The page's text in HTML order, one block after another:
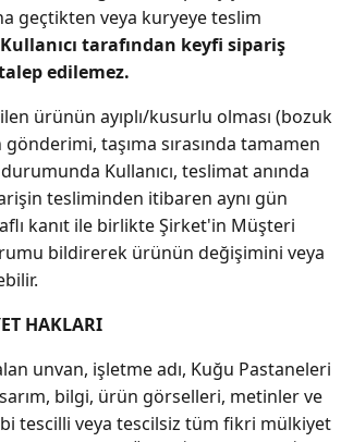
geçtikten veya kuryeye teslim
Kullanıcı tarafından keyfi sipariş
edilemez.
ürünün ayıplı/kusurlu olması (bozuk
taşıma sırasında tamamen
Kullanıcı, teslimat anında
tesliminden itibaren aynı gün
kanıt ile birlikte Şirket'in Müşteri
bildirerek ürünün değişimini veya
HAKLARI
unvan, işletme adı, Kuğu Pastaneleri
bilgi, ürün görselleri, metinler ve
tescilli veya tescilsiz tüm fikri mülkiyet